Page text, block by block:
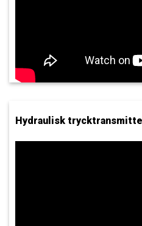
Hydraulisk